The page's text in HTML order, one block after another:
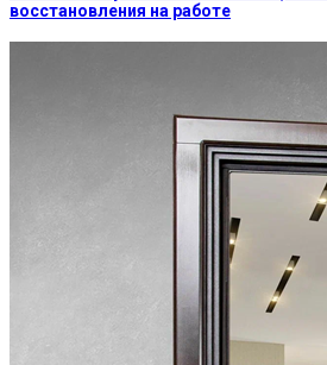
восстановления на работе